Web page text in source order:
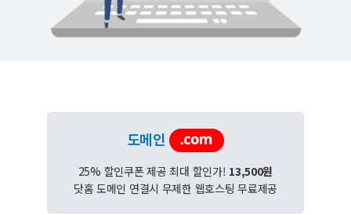
도메인
25% 할인쿠폰 제공 최대 할인가! 13,500원
닷홈 도메인 연결시 무제한 웹호스팅 무료제공